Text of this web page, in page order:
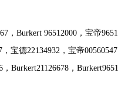
，Burkert 96512000，宝帝
宝德22134932，宝帝
Burkert21126678，